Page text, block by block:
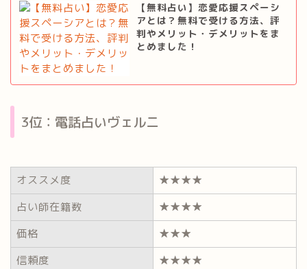
【無料占い】恋愛応援スペーシ
アとは？無料で受ける方法、評
判やメリット・デメリットをま
とめました！
3位：電話占いヴェルニ
オススメ度
★★★★
占い師在籍数
★★★★
価格
★★★
信頼度
★★★★